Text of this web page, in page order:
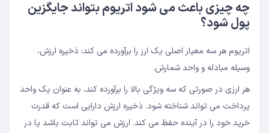
چه چیزی باعث می شود اتریوم بتواند جایگزین
پول شود؟
اتریوم هر سه معیار اصلی یک ارز را برآورده می کند: ذخیره ارزش،
وسیله مبادله و واحد شمارش.
هر ارزی در صورتی که سه ویژگی بالا را برآورده کند، به عنوان یک واحد
پرداخت می تواند شناخته شود. ذخیره ارزش دارایی است که قدرت
خرید خود را در آینده حفظ می کند. ارزش می تواند ثابت باشد یا در